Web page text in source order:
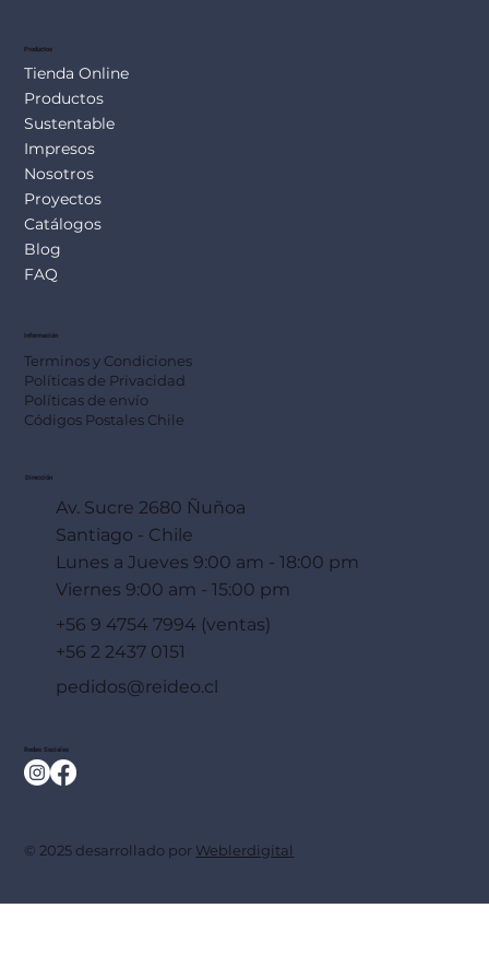
Productos
Tienda Online
Productos
Sustentable
Impresos
Nosotros
Proyectos
Catálogos
Blog
FAQ
Información
Terminos y Condiciones
Políticas de Privacidad
Políticas de envío
Códigos Postales Chile
Dirección
Av. Sucre 2680 Ñuñoa
Santiago - Chile
Lunes a Jueves 9:00 am - 18:00 pm
Viernes 9:00 am - 15:00 pm
+56 9 4754 7994 (ventas)
+56 2 2437 0151
pedidos@reideo.cl
Redes Sociales
© 2025 desarrollado por Weblerdigital